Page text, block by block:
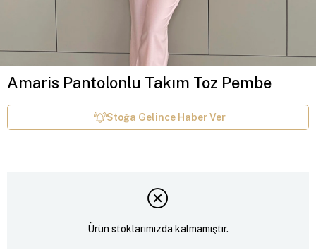
Amaris Pantolonlu Takım Toz Pembe
Stoğa Gelince Haber Ver
Ürün stoklarımızda kalmamıştır.